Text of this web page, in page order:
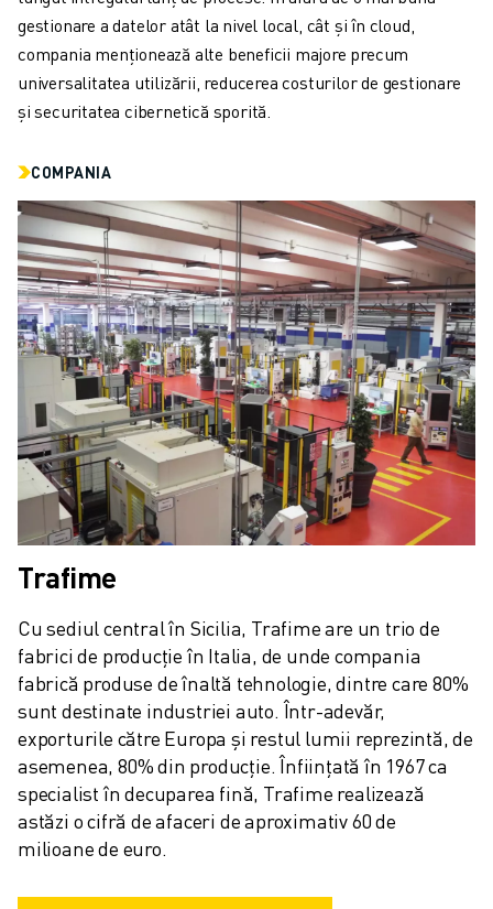
FANUC ACADEMY
SOLUȚII PENTRU INDUSTRII
SOLUȚII EDUCAȚIONALE
WORLDSKILLS ȘI TINERELE TALENTE
EVENIMENTE EDUCAȚIONALE
ȘTIRI ȘI MEDIA
EVENIMENTE
EVENIMENTE EDUCAȚIONALE
DESPRE FANUC
DESPRE FANUC
FANUC ÎN EUROPA
LOCAȚIILE NOASTRE
SUSTENABILITATE
CARIERĂ
PROIECTAȚI VIITORUL CU FANUC
ALĂTURAȚI-VĂ ECHIPEI FANUC » CARIERĂ
CONTACT
CONTACT
IMPRINT
gestionare a datelor atât la nivel local, cât și în cloud,
compania menționează alte beneficii majore precum
universalitatea utilizării, reducerea costurilor de gestionare
și securitatea cibernetică sporită.
COMPANIA
Trafime
Cu sediul central în Sicilia, Trafime are un trio de
fabrici de producție în Italia, de unde compania
fabrică produse de înaltă tehnologie, dintre care 80%
sunt destinate industriei auto. Într-adevăr,
exporturile către Europa și restul lumii reprezintă, de
asemenea, 80% din producție. Înființată în 1967 ca
specialist în decuparea fină, Trafime realizează
astăzi o cifră de afaceri de aproximativ 60 de
milioane de euro.